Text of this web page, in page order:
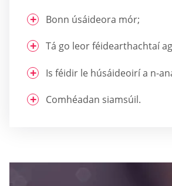
Bonn úsáideora mór;
Tá go leor féidearthachtaí
Is féidir le húsáideoirí a n-
Comhéadan siamsúil.